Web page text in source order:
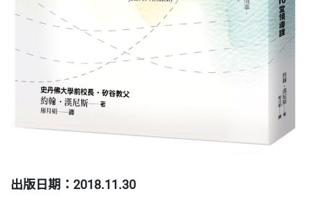
出版日期：2018.11.30